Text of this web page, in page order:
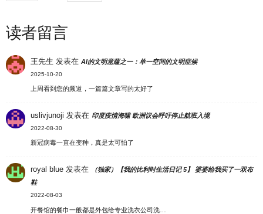
读者留言
王先生 发表在AI的文明意蕴之一：单一空间的文明症候
2025-10-20
上周看到您的频道，一篇篇文章写的太好了
uslivjunoji 发表在 印度疫情海啸 欧洲议会呼吁停止航班入境
2022-08-30
新冠病毒一直在变种，真是太可怕了
royal blue 发表在
（独家）【我的比利时生活日记 5】 婆婆给我买了一双布
鞋
2022-08-03
开餐馆的餐巾一般都是外包给专业洗衣公司洗…